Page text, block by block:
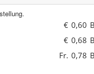
€ 0,60
€ 0,68
Fr. 0,78